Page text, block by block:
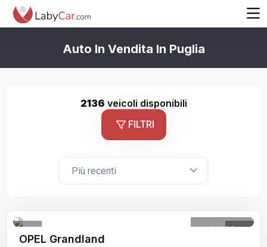
Auto In Vendita In Puglia
2136 veicoli disponibili
FILTRI
Più recenti
1 /11
OPEL Grandland